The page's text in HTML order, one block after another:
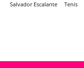
Salvador Escalante Tenis